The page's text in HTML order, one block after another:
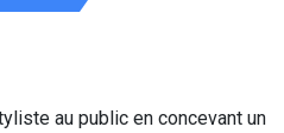
au public en concevant un